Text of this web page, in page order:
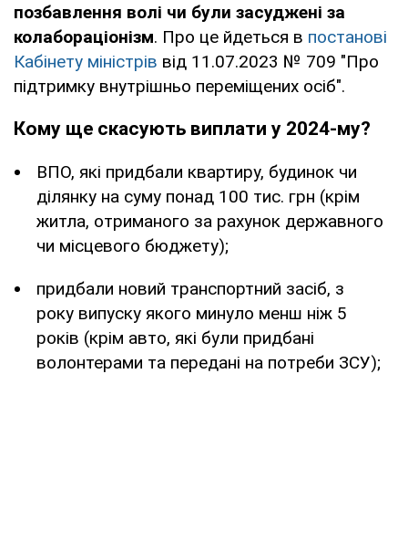
позбавлення волі чи були засуджені за
колабораціонізм. Про це йдеться в постанові
Кабінету міністрів від 11.07.2023 № 709 "Про
підтримку внутрішньо переміщених осіб".
Кому ще скасують виплати у 2024-му?
ВПО, які придбали квартиру, будинок чи
ділянку на суму понад 100 тис. грн (крім
житла, отриманого за рахунок державного
чи місцевого бюджету);
придбали новий транспортний засіб, з
року випуску якого минуло менш ніж 5
років (крім авто, які були придбані
волонтерами та передані на потреби ЗСУ);